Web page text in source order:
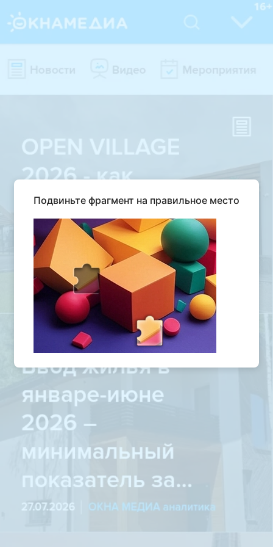
Подвиньте фрагмент на правильное место